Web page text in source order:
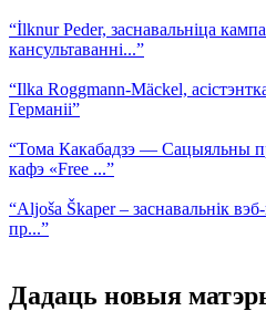
“İlknur Peder, заснавальніца
кансультаванні...”
“Ilka Roggmann-Mäckel,
Германіі”
“Тома Какабадзэ — Сацыяльны
кафэ «Free ...”
“Aljoša Škaper – заснавальнік
пр...”
Дадаць новыя